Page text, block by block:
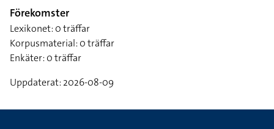
Förekomster
Lexikonet: 0 träffar
Korpusmaterial: 0 träffar
Enkäter: 0 träffar
Uppdaterat: 2026-08-09